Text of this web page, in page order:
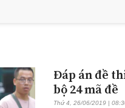
Đáp án đề
bộ 24 mã đề
Thứ 4, 26/06/2019 |